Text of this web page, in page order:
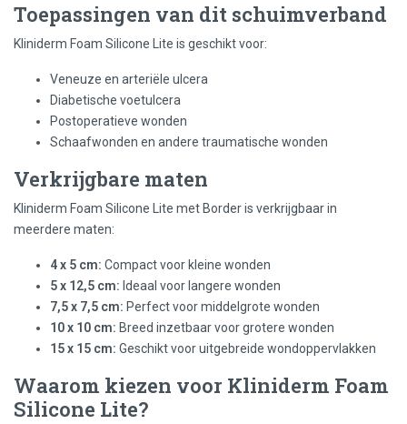
Toepassingen van dit schuimverband
Kliniderm Foam Silicone Lite is geschikt voor:
Veneuze en arteriële ulcera
Diabetische voetulcera
Postoperatieve wonden
Schaafwonden en andere traumatische wonden
Verkrijgbare maten
Kliniderm Foam Silicone Lite met Border is verkrijgbaar in
meerdere maten:
4 x 5 cm: Compact voor kleine wonden
5 x 12,5 cm: Ideaal voor langere wonden
7,5 x 7,5 cm: Perfect voor middelgrote wonden
10 x 10 cm: Breed inzetbaar voor grotere wonden
15 x 15 cm: Geschikt voor uitgebreide wondoppervlakken
Waarom kiezen voor Kliniderm Foam
Silicone Lite?